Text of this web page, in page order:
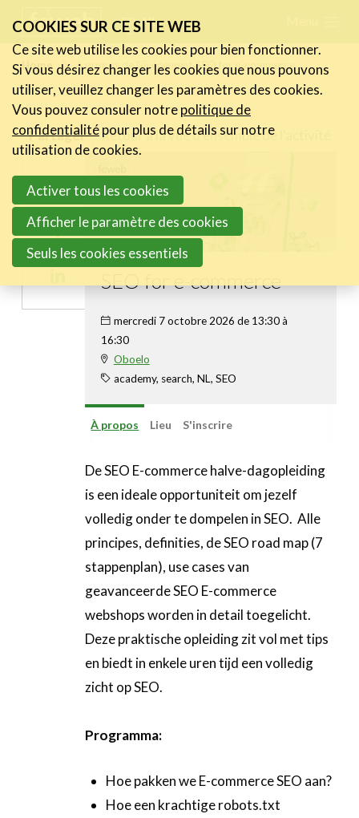
links
Jump
to
navigation
Jump
main
content
FR NL
Home À propos de l’événement SEO for e-commerce
Partager
Share
on
Twitter
Share
on
Retour à la vue d'ensemble de l'activité
SEO for e-commerce
mercredi 7 octobre 2026 de 13:30 à
16:30
Oboelo
academy, search, NL, SEO
À propos Lieu S'inscrire
De SEO E-commerce halve-dagopleiding
is een ideale opportuniteit om jezelf
volledig onder te dompelen in SEO. Alle
principes, definities, de SEO road map (7
stappenplan), use cases van
geavanceerde SEO E-commerce
webshops worden in detail toegelicht.
Deze praktische opleiding zit vol met tips
en biedt in enkele uren tijd een volledig
zicht op SEO.
Programma:
Hoe pakken we E-commerce SEO aan?
Hoe een krachtige robots.txt
Actualités
Activités
Cases Gallery
Le Toolbox
Annuaire prestataires
A propos
COOKIES SUR CE SITE WEB
Ce site web utilise les cookies pour bien fonctionner.
Si vous désirez changer les cookies que nous pouvons
utiliser, veuillez changer les paramètres des cookies.
Vous pouvez consuler notrepolitique de
confidentialitépour plus de détails sur notre
utilisation de cookies.
Activer tous les cookies
Afficher le paramètre des cookies
Seuls les cookies essentiels